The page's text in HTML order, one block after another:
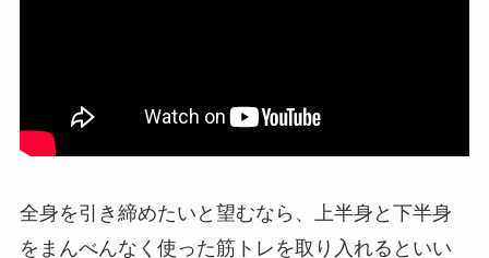
全身を引き締めたいと望むなら、上半身と下半身
をまんべんなく使った筋トレを取り入れるといい